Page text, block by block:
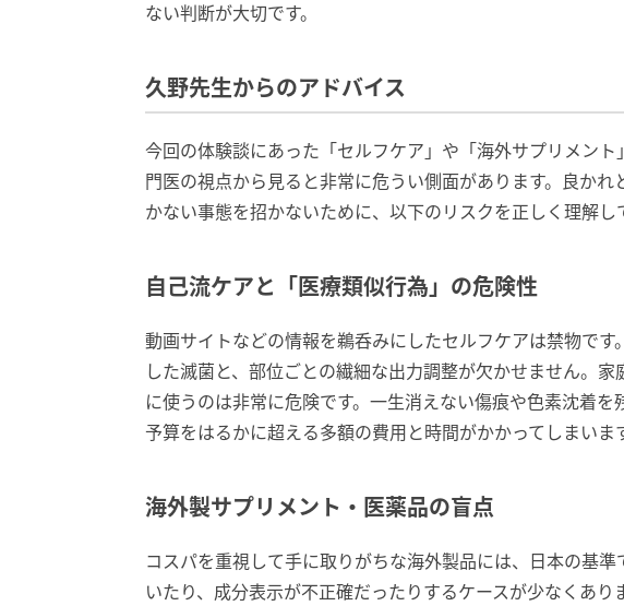
ない判断が大切です。
久野先生からのアドバイス
今回の体験談にあった「セルフケア」や「海外サプリメン
門医の視点から見ると非常に危うい側面があります。良か
かない事態を招かないために、以下のリスクを正しく理解し
自己流ケアと「医療類似行為」の危険性
動画サイトなどの情報を鵜呑みにしたセルフケアは禁物で
した滅菌と、部位ごとの繊細な出力調整が欠かせません。
に使うのは非常に危険です。一生消えない傷痕や色素沈着
予算をはるかに超える多額の費用と時間がかかってしまいま
海外製サプリメント・医薬品の盲点
コスパを重視して手に取りがちな海外製品には、日本の基
いたり、成分表示が不正確だったりするケースが少なくあ